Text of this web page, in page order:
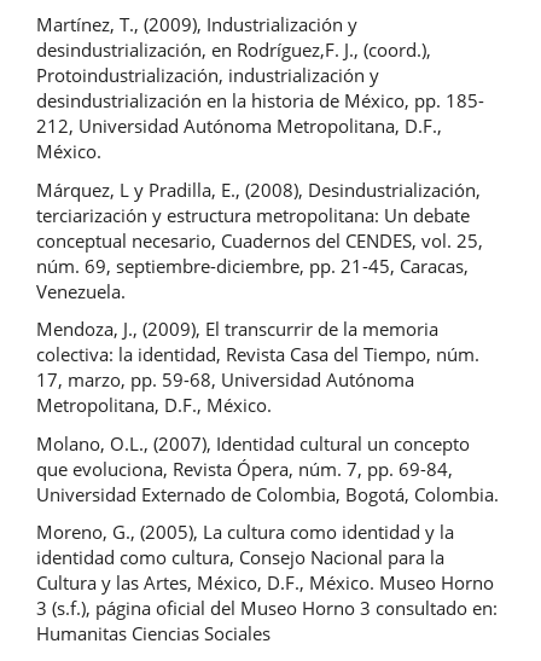
Martínez, T., (2009), Industrialización y
desindustrialización, en Rodríguez,F. J., (coord.),
Protoindustrialización, industrialización y
desindustrialización en la historia de México, pp. 185-
212, Universidad Autónoma Metropolitana, D.F.,
México.
Márquez, L y Pradilla, E., (2008), Desindustrialización,
terciarización y estructura metropolitana: Un debate
conceptual necesario, Cuadernos del CENDES, vol. 25,
núm. 69, septiembre-diciembre, pp. 21-45, Caracas,
Venezuela.
Mendoza, J., (2009), El transcurrir de la memoria
colectiva: la identidad, Revista Casa del Tiempo, núm.
17, marzo, pp. 59-68, Universidad Autónoma
Metropolitana, D.F., México.
Molano, O.L., (2007), Identidad cultural un concepto
que evoluciona, Revista Ópera, núm. 7, pp. 69-84,
Universidad Externado de Colombia, Bogotá, Colombia.
Moreno, G., (2005), La cultura como identidad y la
identidad como cultura, Consejo Nacional para la
Cultura y las Artes, México, D.F., México. Museo Horno
3 (s.f.), página oficial del Museo Horno 3 consultado en:
Humanitas Ciencias Sociales